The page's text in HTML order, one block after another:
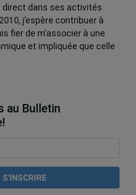
direct dans ses activités
j’espère contribuer à
fier de m’associer à une
et impliquée que celle
au Bulletin